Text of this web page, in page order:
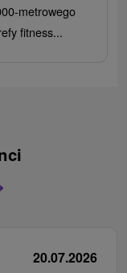
metrowego
fitness...
20.07.2026